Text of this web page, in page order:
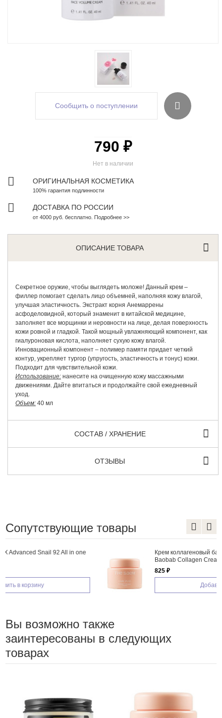
Сообщить о поступлении
Нет в наличии
790 ₽
ОРИГИНАЛЬНАЯ КОСМЕТИКА
100% гарантия подлинности
ДОСТАВКА ПО РОССИИ
от 4000 руб. бесплатно. Подробнее >>
ОПИСАНИЕ ТОВАРА
Секретное оружие, чтобы выглядеть моложе! Данный крем –
филлер помогает сделать лицо объемней, наполняя кожу влагой,
улучшая эластичность. Экстракт корня Анемаррены
асфоделовидной, который знаменит в китайской медицине,
заполняет все морщинки и неровности на лице, делая поверхность
кожи ровной и гладкой. Такой мощный увлажняющий компонент, как
гиалуроновая кислота, наполняет сухую кожу влагой.
Инновационный компонент – полимер памяти придает четкий
контур, укрепляет тургор (упругость, эластичность и тонус) кожи.
Подходит для чувствительной кожи.
Использование: нанесите на очищенную кожу массажными
движениями. Дайте впитаться и продолжайте свой ежедневный
уход.
Объем: 40 мл
СОСТАВ / ХРАНЕНИЕ
ОТЗЫВЫ
Сопутствующие товары
Крем коллагеновый баобаб The Saem Care Plus
Baobab Collagen Cream 100мл
Добавить в корзину
Вы возможно также
заинтересованы в следующих
товарах